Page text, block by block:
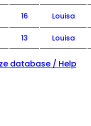
16 Louisa
13 Louisa
database / Help